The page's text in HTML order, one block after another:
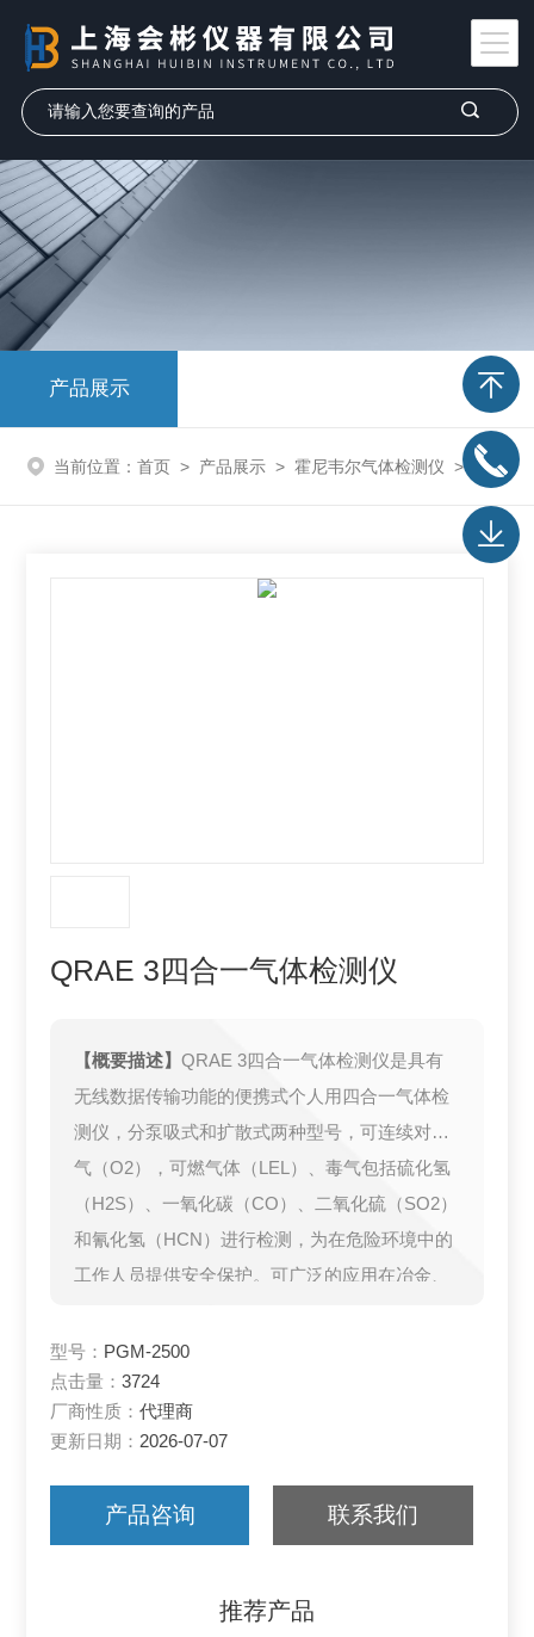
产品展示
当前位置： 首页 > 产品展示 > 霍尼韦尔气体检测仪 > 便携式多气体检测仪
QRAE 3四合一气体检测仪
【概要描述】QRAE 3四合一气体检测仪是具有
无线数据传输功能的便携式个人用四合一气体检
测仪，分泵吸式和扩散式两种型号，可连续对氧
气（O2），可燃气体（LEL）、毒气包括硫化氢
（H2S）、一氧化碳（CO）、二氧化硫（SO2）
和氰化氢（HCN）进行检测，为在危险环境中的
工作人员提供安全保护。可广泛的应用在冶金、
型号： PGM-2500
点击量：3724
厂商性质：代理商
更新日期： 2026-07-07
产品咨询 联系我们
推荐产品